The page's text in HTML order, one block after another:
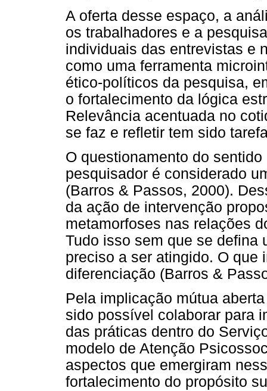
A oferta desse espaço, a
os trabalhadores e a
individuais das entrevistas e
como uma ferramenta
ético-políticos da pesquisa,
o fortalecimento da lógica
Relevância acentuada no
se faz e refletir tem sido
O questionamento do
pesquisador é considerado
(Barros & Passos, 2000).
da ação de intervenção
metamorfoses nas relações
Tudo isso sem que se defina
preciso a ser atingido. O que
diferenciação (Barros &
Pela implicação mútua
sido possível colaborar para
das práticas dentro do
modelo de Atenção
aspectos que emergiram
fortalecimento do propósito